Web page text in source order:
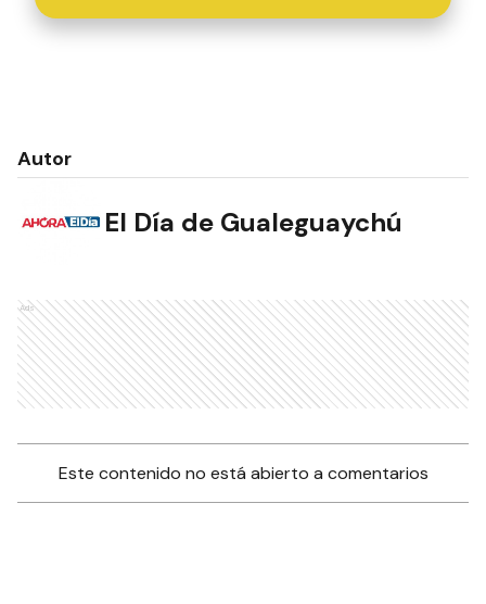
Autor
El Día de Gualeguaychú
Ads
Este contenido no está abierto a comentarios